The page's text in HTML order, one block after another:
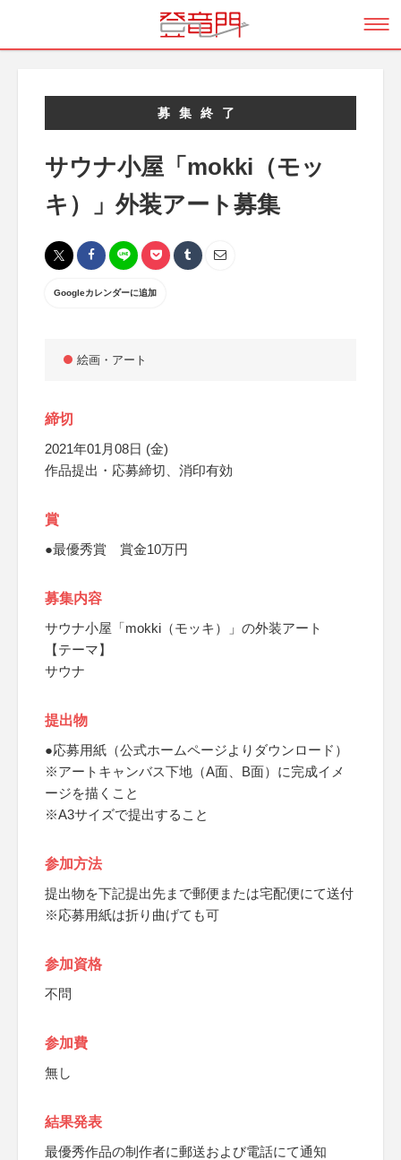
募集終了
サウナ小屋「mokki（モッ
キ）」外装アート募集
Googleカレンダーに追加
絵画・アート
締切
2021年01月08日 (金)
作品提出・応募締切、消印有効
賞
●最優秀賞 賞金10万円
募集内容
サウナ小屋「mokki（モッキ）」の外装アート
【テーマ】
サウナ
提出物
●応募用紙（公式ホームページよりダウンロード）
※アートキャンバス下地（A面、B面）に完成イメ
ージを描くこと
※A3サイズで提出すること
参加方法
提出物を下記提出先まで郵便または宅配便にて送付
※応募用紙は折り曲げても可
参加資格
不問
参加費
無し
結果発表
最優秀作品の制作者に郵送および電話にて通知